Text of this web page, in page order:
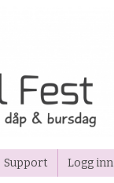
Support Logg inn